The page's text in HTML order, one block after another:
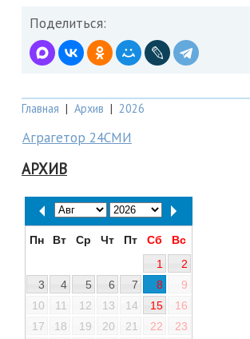
Поделиться:
Главная | Архив | 2026
Аграгетор 24СМИ
АРХИВ
Пн Вт Ср Чт Пт Сб
Вс
1
2
3
4 5 6 7 8
9
10
11 12 13 14 15
16
17
18 19 20 21 22
23